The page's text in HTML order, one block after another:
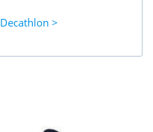
Decathlon